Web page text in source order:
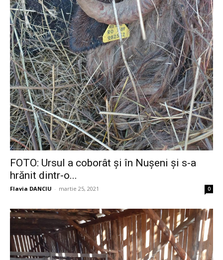
FOTO: Ursul a coborât și în Nușeni și s-a
hrănit dintr-o...
Flavia DANCIU - martie 25, 2021 0